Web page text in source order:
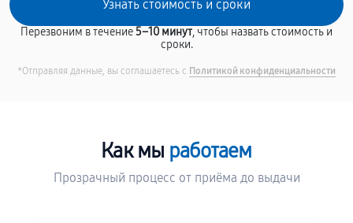
Перезвоним в течение5–10 минут, чтобы назвать стоимость и
сроки.
*Отправляя данные, вы соглашаетесь с Политикой конфиденциальности
Как мы работаем
Прозрачный процесс от приёма до выдачи